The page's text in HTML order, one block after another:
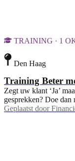
TRAINING · 1
Den Haag
Training Beter
Zegt uw klant ‘Ja’
gesprekken? Doe dan
Geplaatst door